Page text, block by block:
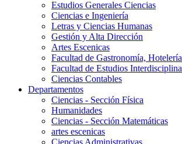
Estudios Generales Ciencias
Ciencias e Ingeniería
Letras y Ciencias Humanas
Gestión y Alta Dirección
Artes Escenicas
Facultad de Gastronomía,
Facultad de Estudios
Ciencias Contables
Departamentos
Ciencias - Sección Física
Humanidades
Ciencias - Sección Matemáticas
artes escenicas
Ciencias Administrativas